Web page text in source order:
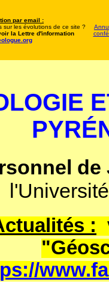
par email :
sur les évolutions de ce site ?
la Lettre d'information
de
: